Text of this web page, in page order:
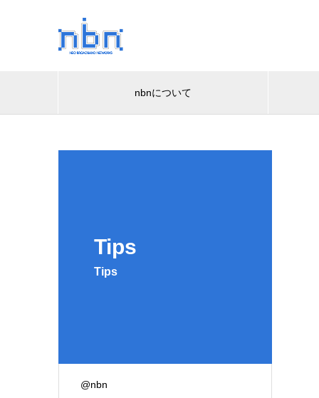
nbnについて
Tips
Tips
@nbn